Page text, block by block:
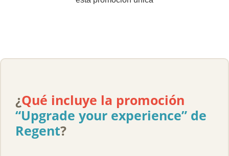
¿Qué incluye la promoción
“Upgrade your experience” de
Regent?